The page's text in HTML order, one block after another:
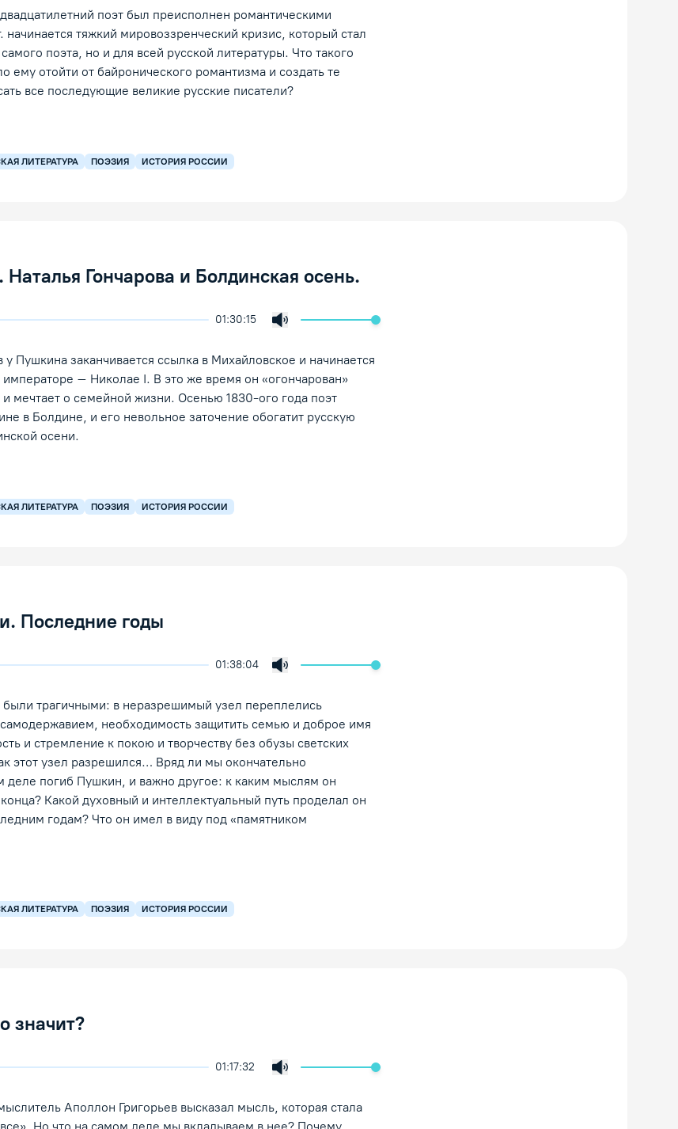
поэт был преисполнен романтическими
тяжкий мировоззренческий кризис, который стал
поэта, но и для всей русской литературы. Что такого
ему отойти от байронического романтизма и создать те
все последующие великие русские писатели?
ЛИТЕРАТУРА ПОЭЗИЯ ИСТОРИЯ РОССИИ
Гончарова и Болдинская осень.
01:30:15
воспроизведения
у Пушкина заканчивается ссылка в Михайловское и начинается
– Николае I. В это же время он «огончарован»
мечтает о семейной жизни. Осенью 1830-ого года поэт
в Болдине, и его невольное заточение обогатит русскую
осени.
ЛИТЕРАТУРА ПОЭЗИЯ ИСТОРИЯ РОССИИ
Последние годы
01:38:04
воспроизведения
трагичными: в неразрешимый узел переплелись
необходимость защитить семью и доброе имя
и стремление к покою и творчеству без обузы светских
этот узел разрешился… Вряд ли мы окончательно
деле погиб Пушкин, и важно другое: к каким мыслям он
Какой духовный и интеллектуальный путь проделал он
годам? Что он имел в виду под «памятником
ЛИТЕРАТУРА ПОЭЗИЯ ИСТОРИЯ РОССИИ
значит?
01:17:32
воспроизведения
Аполлон Григорьев высказал мысль, которая стала